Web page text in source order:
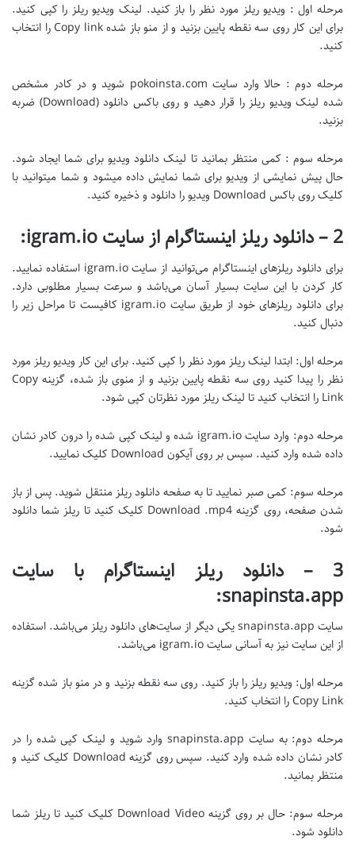
مرحله اول : ویدیو ریلز مورد نظر را باز کنید. لینک ویدیو ریلز را کپی کنید.
برای این کار روی سه نقطه پایین بزنید و از منو باز شده Copy link را انتخاب
کنید.
مرحله دوم : حالا وارد سایت pokoinsta.com شوید و در کادر مشخص
شده لینک ویدیو ریلز را قرار دهید و روی باکس دانلود (Download) ضربه
بزنید.
مرحله سوم : کمی منتظر بمانید تا لینک دانلود ویدیو برای شما ایجاد شود.
حال پیش نمایشی از ویدیو برای شما نمایش داده میشود و شما میتوانید با
کلیک روی باکس Download ویدیو را دانلود و ذخیره کنید.
2 – دانلود ریلز اینستاگرام از سایت igram.io:
برای دانلود ریلزهای اینستاگرام می‌توانید از سایت igram.io استفاده نمایید.
کار کردن با این سایت بسیار آسان می‌باشد و سرعت بسیار مطلوبی دارد.
برای دانلود ریلزهای خود از طریق سایت igram.io کافیست تا مراحل زیر را
دنبال کنید.
مرحله اول: ابتدا لینک ریلز مورد نظر را کپی کنید. برای این کار ویدیو ریلز مورد
نظر را پیدا کنید روی سه نقطه پایین بزنید و از منوی باز شده، گزینه Copy
Link را انتخاب کنید تا لینک ریلز مورد نظرتان کپی شود.
مرحله دوم: وارد سایت igram.io شده و لینک کپی شده را درون کادر نشان
داده شده وارد کنید. سپس بر روی آیکون Download کلیک نمایید.
مرحله سوم: کمی صبر نمایید تا به صفحه دانلود ریلز منتقل شوید. پس از باز
شدن صفحه، روی گزینه Download .mp4 کلیک کنید تا ریلز شما دانلود
شود.
3 – دانلود ریلز اینستاگرام با سایت
snapinsta.app:
سایت snapinsta.app یکی دیگر از سایت‌های دانلود ریلز می‌باشد. استفاده
از این سایت نیز به آسانی سایت igram.io می‌باشد.
مرحله اول: ویدیو ریلز را باز کنید. روی سه نقطه بزنید و در منو باز شده گزینه
Copy Link را انتخاب کنید.
مرحله دوم: به سایت snapinsta.app وارد شوید و لینک کپی شده را در
کادر نشان داده شده وارد کنید. سپس روی گزینه Download کلیک کنید و
منتظر بمانید.
مرحله سوم: حال بر روی گزینه Download Video کلیک کنید تا ریلز شما
دانلود شود.